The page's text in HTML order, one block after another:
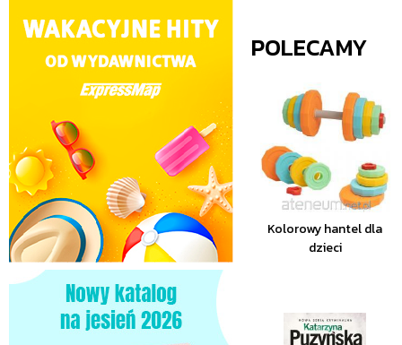
POLECAMY
Kolorowy hantel dla
dzieci